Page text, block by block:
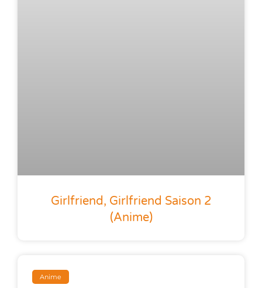
Girlfriend, Girlfriend Saison 2
(anime)
Anime